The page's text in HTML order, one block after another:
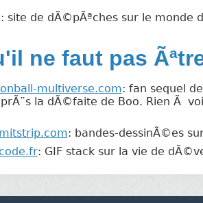
: site de dÃ©pÃªches sur le monde
ne faut pas
multiverse.com: fan sequel
la dÃ©faite de Boo. Rien Ã
: bandes-dessinÃ©es
: GIF stack sur la vie de